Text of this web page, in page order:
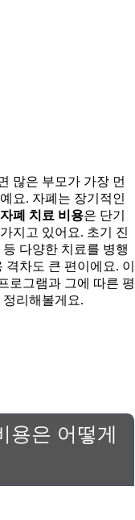
많은 부모가 가장 먼
요. 자폐는 장기적인
자폐 치료 비용은 단기
지고 있어요. 초기 진
다양한 치료를 병행
차도 큰 편이에요. 이
로그램과 그에 따른 평
리해볼게요.
용은 어떻게